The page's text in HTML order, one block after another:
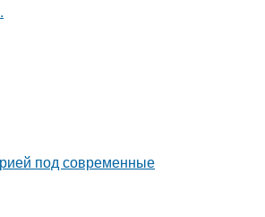
под современные